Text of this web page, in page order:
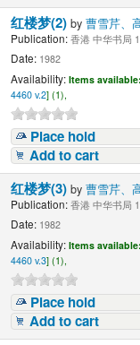
红楼梦(2)by曹雪芹、
Publication: 香港 中华书局
Date: 1982
Availability: Items available:
4460 v.2] (1),
Place hold
Add to cart
红楼梦(3)by曹雪芹、
Publication: 香港 中华书局
Date: 1982
Availability: Items available:
4460 v.3] (1),
Place hold
Add to cart